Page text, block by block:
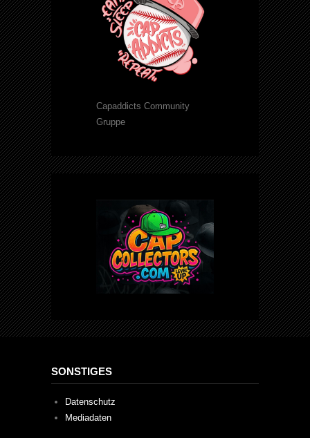
Capaddicts Community
Gruppe
SONSTIGES
Datenschutz
Mediadaten